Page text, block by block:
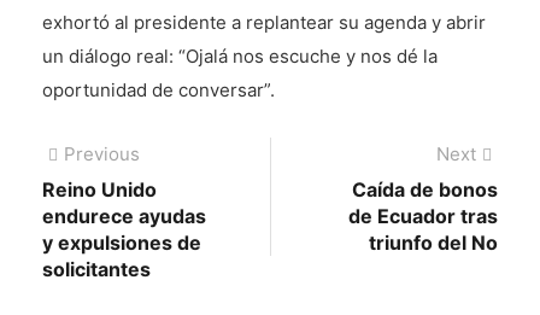
exhortó al presidente a replantear su agenda y abrir
un diálogo real: “Ojalá nos escuche y nos dé la
oportunidad de conversar”.
Navegación
de
entradas
Previous
post:
Reino Unido
endurece ayudas
y expulsiones de
solicitantes
Next
post:
Caída de bonos
de Ecuador tras
triunfo del No